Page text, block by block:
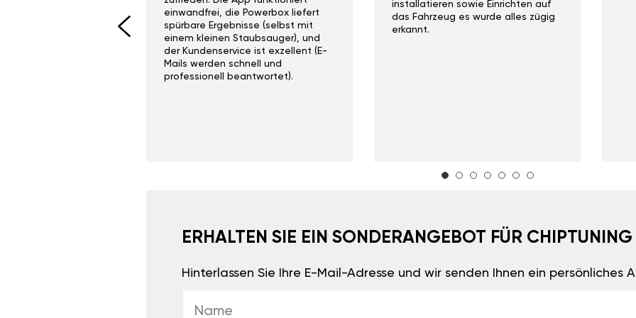
einwandfrei, die Powerbox liefert
spürbare Ergebnisse (selbst mit
einem kleinen Staubsauger), und
der Kundenservice ist exzellent (E-
Mails werden schnell und
professionell beantwortet).
installatieren sowie Einrichten auf
das Fahrzeug es wurde alles zügig
erkannt.
ERHALTEN SIE EIN SONDERANGEBOT FÜR CHIPTUNING
Hinterlassen Sie Ihre E-Mail-Adresse und wir senden Ihnen ein persönliches